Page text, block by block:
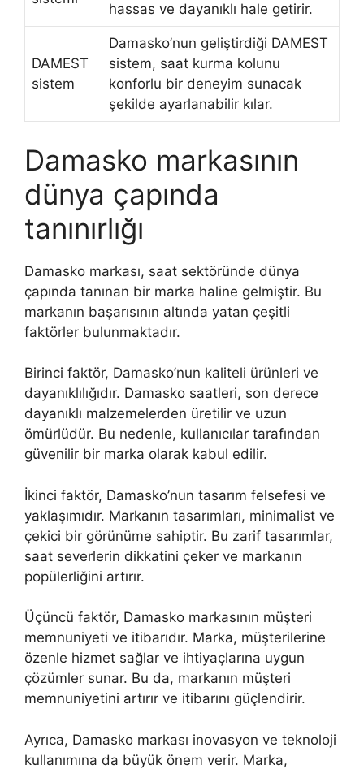
hassas ve dayanıklı hale getirir.
DAMEST
sistem
Damasko’nun geliştirdiği DAMEST
sistem, saat kurma kolunu
konforlu bir deneyim sunacak
şekilde ayarlanabilir kılar.
Damasko markasının
dünya çapında
tanınırlığı
Damasko markası, saat sektöründe dünya
çapında tanınan bir marka haline gelmiştir. Bu
markanın başarısının altında yatan çeşitli
faktörler bulunmaktadır.
Birinci faktör, Damasko’nun kaliteli ürünleri ve
dayanıklılığıdır. Damasko saatleri, son derece
dayanıklı malzemelerden üretilir ve uzun
ömürlüdür. Bu nedenle, kullanıcılar tarafından
güvenilir bir marka olarak kabul edilir.
İkinci faktör, Damasko’nun tasarım felsefesi ve
yaklaşımıdır. Markanın tasarımları, minimalist ve
çekici bir görünüme sahiptir. Bu zarif tasarımlar,
saat severlerin dikkatini çeker ve markanın
popülerliğini artırır.
Üçüncü faktör, Damasko markasının müşteri
memnuniyeti ve itibarıdır. Marka, müşterilerine
özenle hizmet sağlar ve ihtiyaçlarına uygun
çözümler sunar. Bu da, markanın müşteri
memnuniyetini artırır ve itibarını güçlendirir.
Ayrıca, Damasko markası inovasyon ve teknoloji
kullanımına da büyük önem verir. Marka,